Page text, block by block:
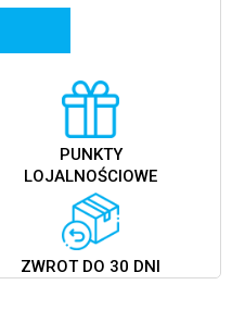
PUNKTY
LOJALNOŚCIOWE
ZWROT DO 30 DNI